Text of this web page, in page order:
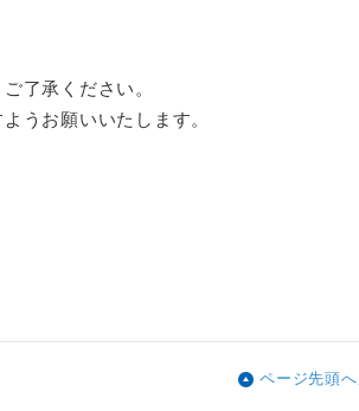
了承ください。
うお願いいたします。
ページ先頭へ